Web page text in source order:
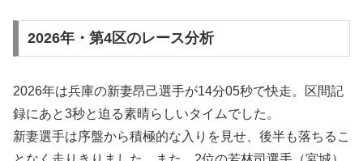
2026年・第4区のレース分析
2026年は兵庫の新妻昂己選手が14分05秒で快走。区間記
録にあと3秒と迫る素晴らしいタイムでした。
新妻選手は序盤から積極的な入りを見せ、後半も落ちるこ